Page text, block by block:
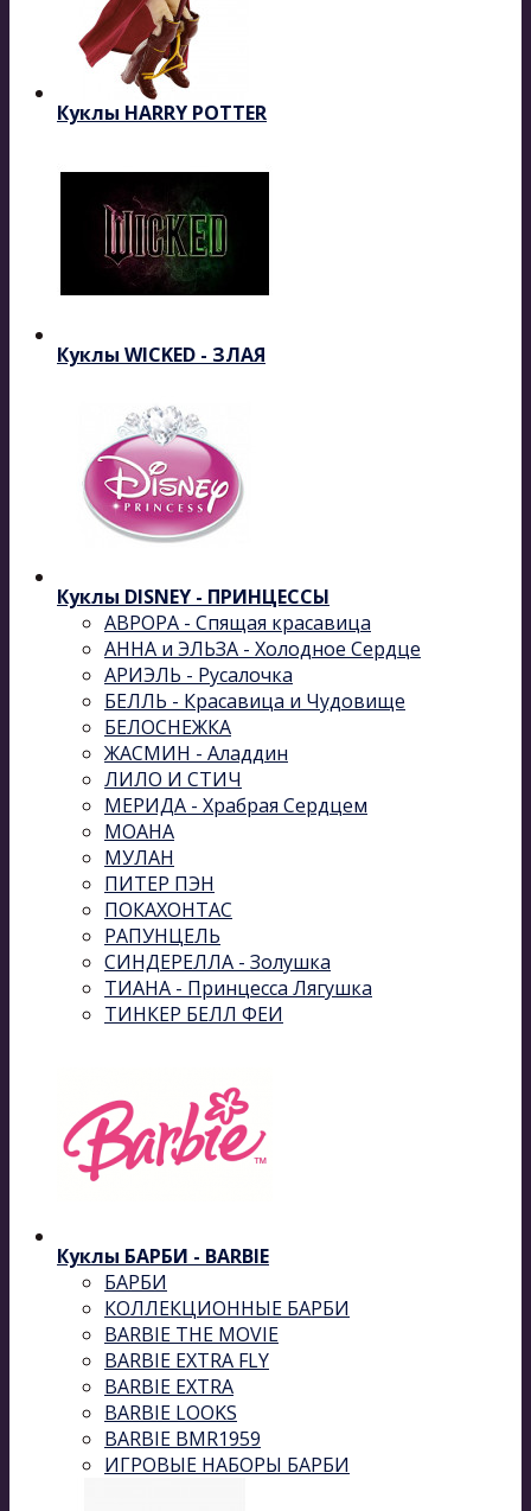
Куклы HARRY POTTER
Куклы WICKED - ЗЛАЯ
Куклы DISNEY - ПРИНЦЕССЫ
АВРОРА - Спящая красавица
АННА и ЭЛЬЗА - Холодное Сердце
АРИЭЛЬ - Русалочка
БЕЛЛЬ - Красавица и Чудовище
БЕЛОСНЕЖКА
ЖАСМИН - Аладдин
ЛИЛО И СТИЧ
МЕРИДА - Храбрая Сердцем
МОАНА
МУЛАН
ПИТЕР ПЭН
ПОКАХОНТАС
РАПУНЦЕЛЬ
СИНДЕРЕЛЛА - Золушка
ТИАНА - Принцесса Лягушка
ТИНКЕР БЕЛЛ ФЕИ
Куклы БАРБИ - BARBIE
БАРБИ
КОЛЛЕКЦИОННЫЕ БАРБИ
BARBIE THE MOVIE
BARBIE EXTRA FLY
BARBIE EXTRA
BARBIE LOOKS
BARBIE BMR1959
ИГРОВЫЕ НАБОРЫ БАРБИ